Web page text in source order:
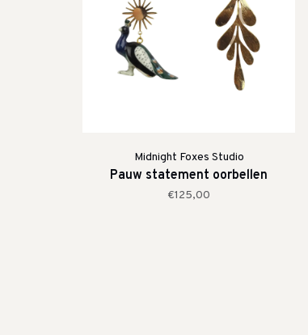
Midnight Foxes Studio
Pauw statement oorbellen
€125,00